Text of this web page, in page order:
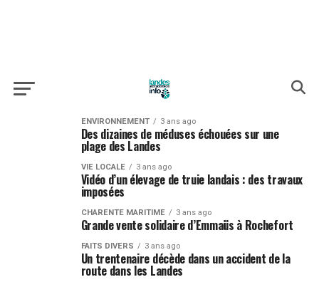
ENVIRONNEMENT 3 ans ago
Des dizaines de méduses échouées sur une
plage des Landes
VIE LOCALE 3 ans ago
Vidéo d’un élevage de truie landais : des travaux
imposées
CHARENTE MARITIME 3 ans ago
Grande vente solidaire d’Emmaüs à Rochefort
FAITS DIVERS 3 ans ago
Un trentenaire décède dans un accident de la
route dans les Landes